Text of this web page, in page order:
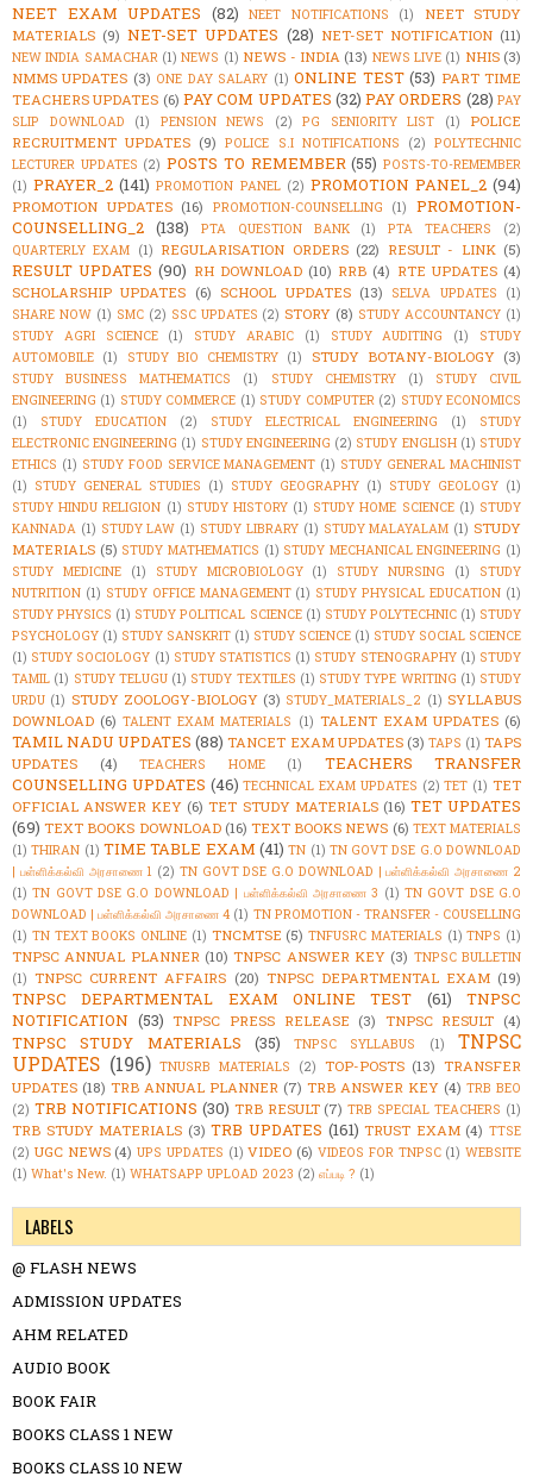
NEET EXAM UPDATES (82) NEET NOTIFICATIONS (1)
NEET STUDY
MATERIALS (9) NET-SET UPDATES (28) NET-SET NOTIFICATION (11)
NEW INDIA SAMACHAR (1) NEWS (1) NEWS - INDIA (13) NEWS LIVE (1) NHIS (3)
NMMS UPDATES (3) ONE DAY SALARY (1) ONLINE TEST (53) PART TIME
TEACHERS UPDATES (6) PAY COM UPDATES (32) PAY ORDERS (28) PAY
SLIP DOWNLOAD
(1) PENSION NEWS (2) PG SENIORITY LIST (1)
POLICE
RECRUITMENT UPDATES (9) POLICE S.I NOTIFICATIONS (2) POLYTECHNIC
LECTURER UPDATES (2) POSTS TO REMEMBER (55) POSTS-TO-REMEMBER
(1) PRAYER_2 (141) PROMOTION PANEL (2) PROMOTION PANEL_2 (94)
PROMOTION UPDATES (16) PROMOTION-COUNSELLING (1)
PROMOTION-
COUNSELLING_2 (138) PTA QUESTION BANK (1) PTA TEACHERS
(2)
QUARTERLY EXAM (1) REGULARISATION ORDERS (22) RESULT - LINK (5)
RESULT UPDATES (90) RH DOWNLOAD (10) RRB (4) RTE UPDATES (4)
SCHOLARSHIP UPDATES (6) SCHOOL UPDATES (13) SELVA UPDATES
(1)
SHARE NOW (1) SMC (2) SSC UPDATES (2) STORY (8) STUDY ACCOUNTANCY (1)
STUDY AGRI SCIENCE
(1) STUDY ARABIC (1) STUDY AUDITING (1)
STUDY
AUTOMOBILE (1) STUDY BIO CHEMISTRY (1) STUDY BOTANY-BIOLOGY (3)
STUDY BUSINESS MATHEMATICS (1) STUDY CHEMISTRY (1)
STUDY CIVIL
ENGINEERING (1) STUDY COMMERCE (1) STUDY COMPUTER (2) STUDY ECONOMICS
(1)
STUDY EDUCATION (2) STUDY ELECTRICAL ENGINEERING (1)
STUDY
ELECTRONIC ENGINEERING (1) STUDY ENGINEERING (2) STUDY ENGLISH (1) STUDY
ETHICS (1) STUDY FOOD SERVICE MANAGEMENT (1) STUDY GENERAL MACHINIST
(1) STUDY GENERAL STUDIES (1) STUDY GEOGRAPHY (1) STUDY GEOLOGY (1)
STUDY HINDU RELIGION (1) STUDY HISTORY (1) STUDY HOME SCIENCE (1) STUDY
KANNADA (1) STUDY LAW (1) STUDY LIBRARY (1) STUDY MALAYALAM (1) STUDY
MATERIALS (5) STUDY MATHEMATICS (1) STUDY MECHANICAL ENGINEERING (1)
STUDY MEDICINE
(1) STUDY MICROBIOLOGY (1) STUDY NURSING (1)
STUDY
NUTRITION (1) STUDY OFFICE MANAGEMENT (1) STUDY PHYSICAL EDUCATION (1)
STUDY PHYSICS (1) STUDY POLITICAL SCIENCE (1) STUDY POLYTECHNIC (1) STUDY
PSYCHOLOGY (1) STUDY SANSKRIT (1) STUDY SCIENCE (1) STUDY SOCIAL SCIENCE
(1) STUDY SOCIOLOGY (1) STUDY STATISTICS (1) STUDY STENOGRAPHY (1) STUDY
TAMIL (1) STUDY TELUGU (1) STUDY TEXTILES (1) STUDY TYPE WRITING (1) STUDY
URDU (1) STUDY ZOOLOGY-BIOLOGY (3) STUDY_MATERIALS_2 (1) SYLLABUS
DOWNLOAD (6) TALENT EXAM MATERIALS (1) TALENT EXAM UPDATES (6)
TAMIL NADU UPDATES (88) TANCET EXAM UPDATES (3) TAPS (1) TAPS
UPDATES
(4) TEACHERS HOME (1)
TEACHERS TRANSFER
COUNSELLING UPDATES (46) TECHNICAL EXAM UPDATES (2) TET (1) TET
OFFICIAL ANSWER KEY (6) TET STUDY MATERIALS (16) TET UPDATES
(69) TEXT BOOKS DOWNLOAD (16) TEXT BOOKS NEWS (6) TEXT MATERIALS
(1) THIRAN (1) TIME TABLE EXAM (41) TN (1) TN GOVT DSE G.O DOWNLOAD
| பள்ளிக்கல்வி அரசாணை 1 (2) TN GOVT DSE G.O DOWNLOAD | பள்ளிக்கல்வி அரசாணை 2
(1) TN GOVT DSE G.O DOWNLOAD | பள்ளிக்கல்வி அரசாணை 3 (1) TN GOVT DSE G.O
DOWNLOAD | பள்ளிக்கல்வி அரசாணை 4 (1) TN PROMOTION - TRANSFER - COUSELLING
(1) TN TEXT BOOKS ONLINE (1) TNCMTSE (5) TNFUSRC MATERIALS (1) TNPS (1)
TNPSC ANNUAL PLANNER (10) TNPSC ANSWER KEY (3) TNPSC BULLETIN
(1) TNPSC CURRENT AFFAIRS (20) TNPSC DEPARTMENTAL EXAM (19)
TNPSC DEPARTMENTAL EXAM ONLINE TEST (61)
TNPSC
NOTIFICATION (53) TNPSC PRESS RELEASE (3) TNPSC RESULT (4)
TNPSC STUDY MATERIALS (35) TNPSC SYLLABUS (1)
TNPSC
UPDATES (196) TNUSRB MATERIALS (2) TOP-POSTS (13) TRANSFER
UPDATES (18) TRB ANNUAL PLANNER (7) TRB ANSWER KEY (4) TRB BEO
(2) TRB NOTIFICATIONS (30) TRB RESULT (7) TRB SPECIAL TEACHERS (1)
TRB STUDY MATERIALS (3) TRB UPDATES (161) TRUST EXAM (4) TTSE
(2) UGC NEWS (4) UPS UPDATES (1) VIDEO (6) VIDEOS FOR TNPSC (1) WEBSITE
(1) What's New. (1) WHATSAPP UPLOAD 2023 (2) எப்படி ? (1)
LABELS
@ FLASH NEWS
ADMISSION UPDATES
AHM RELATED
AUDIO BOOK
BOOK FAIR
BOOKS CLASS 1 NEW
BOOKS CLASS 10 NEW